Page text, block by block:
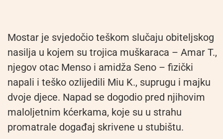
Mostar je svjedočio teškom slučaju obiteljskog
nasilja u kojem su trojica muškaraca – Amar T.,
njegov otac Menso i amidža Seno – fizički
napali i teško ozlijedili Miu K., suprugu i majku
dvoje djece. Napad se dogodio pred njihovim
maloljetnim kćerkama, koje su u strahu
promatrale događaj skrivene u stubištu.